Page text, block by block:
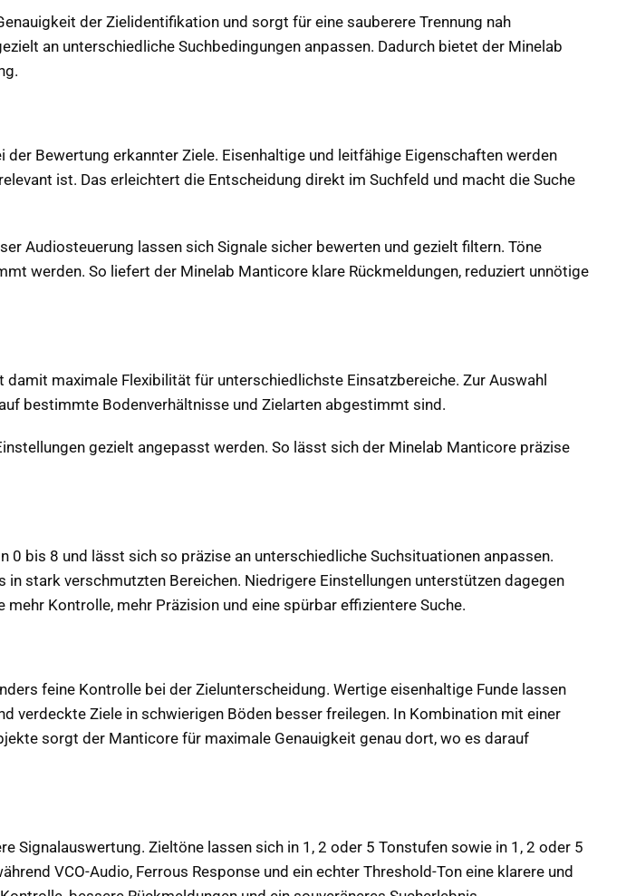
der Zielidentifikation und sorgt für eine sauberere Trennung nah
an unterschiedliche Suchbedingungen anpassen. Dadurch bietet der Minelab
Bewertung erkannter Ziele. Eisenhaltige und leitfähige Eigenschaften werden
ist. Das erleichtert die Entscheidung direkt im Suchfeld und macht die Suche
Audiosteuerung lassen sich Signale sicher bewerten und gezielt filtern. Töne
werden. So liefert der Minelab Manticore klare Rückmeldungen, reduziert unnötige
maximale Flexibilität für unterschiedlichste Einsatzbereiche. Zur Auswahl
bestimmte Bodenverhältnisse und Zielarten abgestimmt sind.
gezielt angepasst werden. So lässt sich der Minelab Manticore präzise
bis 8 und lässt sich so präzise an unterschiedliche Suchsituationen anpassen.
stark verschmutzten Bereichen. Niedrigere Einstellungen unterstützen dagegen
Kontrolle, mehr Präzision und eine spürbar effizientere Suche.
feine Kontrolle bei der Zielunterscheidung. Wertige eisenhaltige Funde lassen
verdeckte Ziele in schwierigen Böden besser freilegen. In Kombination mit einer
sorgt der Manticore für maximale Genauigkeit genau dort, wo es darauf
Zieltöne lassen sich in 1, 2 oder 5 Tonstufen sowie in 1, 2 oder 5
VCO-Audio, Ferrous Response und ein echter Threshold-Ton eine klarere und